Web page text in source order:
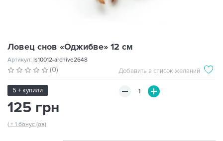
Ловец снов «Оджибве» 12 см
Артикул: ls10012-archive2648
(0) Добавить в список желаний
5 + купили
125 грн
( + 1 бонус (ов)